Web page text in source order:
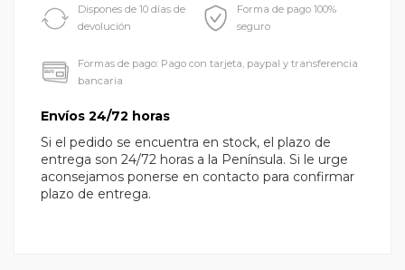
Dispones de 10 días de
devolución
Forma de pago 100%
seguro
Formas de pago: Pago con tarjeta, paypal y transferencia
bancaria
Envíos 24/72 horas
Si el pedido se encuentra en stock, el plazo de
entrega son 24/72 horas a la Península. Si le urge
aconsejamos ponerse en contacto para confirmar
plazo de entrega.